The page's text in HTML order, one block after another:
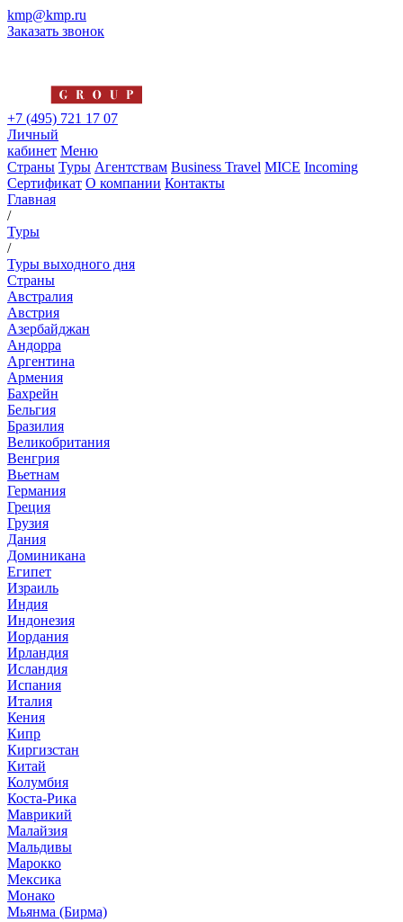
kmp@kmp.ru
Заказать звонок
+7 (495) 721 17 07
Личный
кабинет Меню
Страны Туры Агентствам Business Travel MICE Incoming
Сертификат О компании Контакты
Главная
/
Туры
/
Туры выходного дня
Страны
Австралия
Австрия
Азербайджан
Андорра
Аргентина
Армения
Бахрейн
Бельгия
Бразилия
Великобритания
Венгрия
Вьетнам
Германия
Греция
Грузия
Дания
Доминикана
Египет
Израиль
Индия
Индонезия
Иордания
Ирландия
Исландия
Испания
Италия
Кения
Кипр
Киргизстан
Китай
Колумбия
Коста-Рика
Маврикий
Малайзия
Мальдивы
Марокко
Мексика
Монако
Мьянма (Бирма)